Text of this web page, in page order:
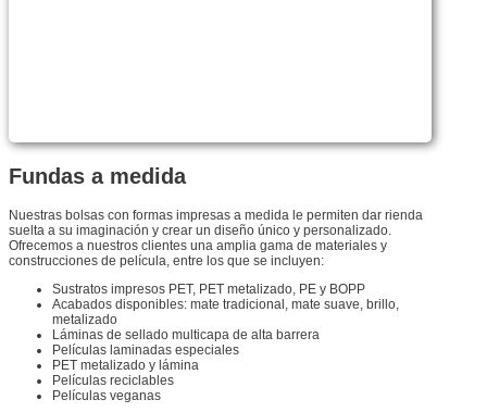
Fundas a medida
Nuestras bolsas con formas impresas a medida le permiten dar rienda
suelta a su imaginación y crear un diseño único y personalizado.
Ofrecemos a nuestros clientes una amplia gama de materiales y
construcciones de película, entre los que se incluyen:
Sustratos impresos PET, PET metalizado, PE y BOPP
Acabados disponibles: mate tradicional, mate suave, brillo,
metalizado
Láminas de sellado multicapa de alta barrera
Películas laminadas especiales
PET metalizado y lámina
Películas reciclables
Películas veganas